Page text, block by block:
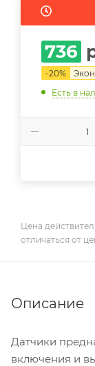
736
-20%
Есть в
Цена
отличаться от
Описание
Датчики
включения и